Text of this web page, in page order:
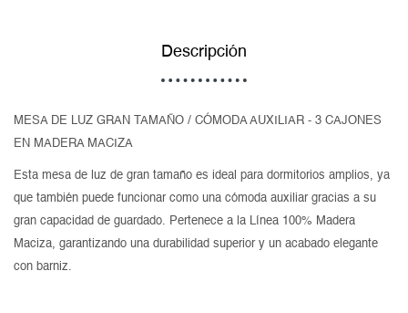
Descripción
MESA DE LUZ GRAN TAMAÑO / CÓMODA AUXILIAR - 3 CAJONES
EN MADERA MACIZA
Esta mesa de luz de gran tamaño es ideal para dormitorios amplios, ya
que también puede funcionar como una cómoda auxiliar gracias a su
gran capacidad de guardado. Pertenece a la Línea 100% Madera
Maciza, garantizando una durabilidad superior y un acabado elegante
con barniz.